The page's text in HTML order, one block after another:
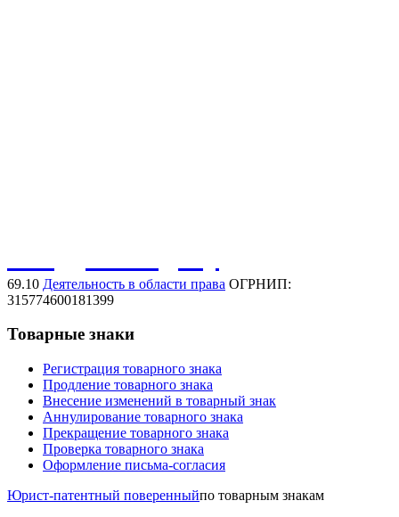
69.10 Деятельность в области права ОГРНИП:
315774600181399
Товарные знаки
Регистрация товарного знака
Продление товарного знака
Внесение изменений в товарный знак
Аннулирование товарного знака
Прекращение товарного знака
Проверка товарного знака
Оформление письма-согласия
Юрист-патентный поверенныйпо товарным знакам